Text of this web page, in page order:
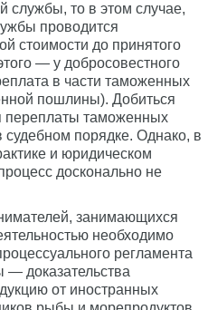
службы, то в этом случае,
проводится
стоимости до принятого
— у добросовестного
в части таможенных
пошлины). Добиться
таможенных
порядке. Однако, в
и юридическом
досконально не
занимающихся
необходимо
регламента
доказательства
от иностранных